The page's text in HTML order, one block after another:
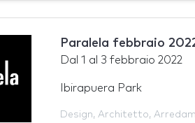
Paralela febbraio
Dal 1 al 3 febbraio 2022
Ibirapuera Park
Design, Architetto,